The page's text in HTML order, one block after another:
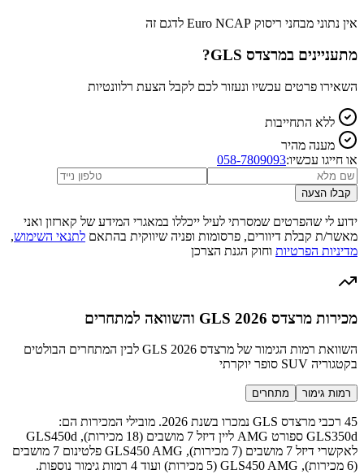
אין נתוני מבחני ריסוק Euro NCAP לדגם זה
מתעניינים במרצדס GLS ?
השאירו פרטים עכשיו ונעזור לכם לקבל הצעת רלוונטיות
ללא התחייבות
מענה מהיר
או חייגו עכשיו:058-7809093
קבלו הצעה
ידוע לי שהפרטים שמסרתי לעיל ייכללו במאגרי המידע של קארזון ואני
מאשר/ת קבלת דיוורים, פרסומות ופניה שיווקית בהתאם לתנאי השימוש,
מדיניות הפרטיות וחוק הגנת הצרכן
מכירות מרצדס GLS 2026 והשוואה למתחרים
השוואת רמות הגימור של מרצדס GLS 2026 לבין המתחרים הבולטים
בקטגוריה SUV סופר יוקרתי
רמות גימור מתחרים
45 רכבי מרצדס GLS נמכרו בשנת 2026. מובילי המכירות הם:
GLS350d ספורט AMG ליין דיזל 7 מושבים (18 מכירות), GLS450d
לאקשרי דיזל 7 מושבים (7 מכירות), GLS450 AMG פלטינום 7 מושבים
(6 מכירות), GLS450 AMG (5 מכירות) ועוד 4 רמות גימור נוספות.